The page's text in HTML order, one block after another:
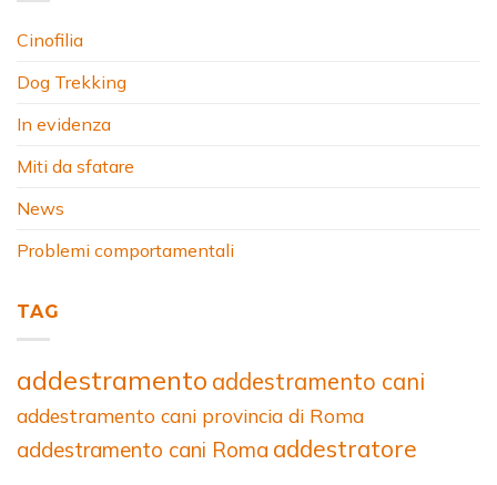
Cinofilia
Dog Trekking
In evidenza
Miti da sfatare
News
Problemi comportamentali
TAG
addestramento addestramento cani
addestramento cani provincia di Roma
addestramento cani Roma addestratore